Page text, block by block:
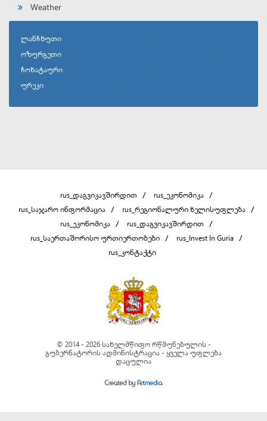
Weather
ლანჩხუთი
ოზურგეთი
ჩოხატაური
ურეკი
rus_დაგვიკავშირდით
rus_ეკონომიკა
rus_საჯარო ინფორმაცია
rus_რეგიონალური ხელისუფლება
rus_ეკონომიკა
rus_დაგვიკავშირდით
rus_საერთაშორისო ურთიერთობები
rus_Invest In Guria
rus_კონტაქტი
© 2014 - 2026 სახელმწიფო რწმუნებულის -
გუბერნატორის ადმინისტრაცია - ყველა უფლება
დაცულია